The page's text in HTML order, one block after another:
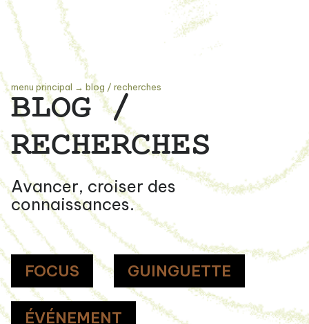
menu principal → blog / recherches
BLOG /
RECHERCHES
Avancer, croiser des
connaissances.
FOCUS GUINGUETTE
ÉVÉNEMENT